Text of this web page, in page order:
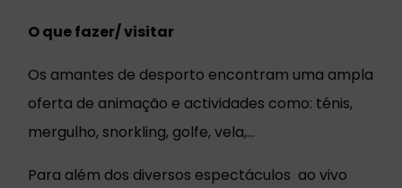
O que fazer/ visitar
Os amantes de desporto encontram uma ampla
oferta de animação e actividades como: ténis,
mergulho, snorkling, golfe, vela,...
Para além dos diversos espectáculos ao vivo